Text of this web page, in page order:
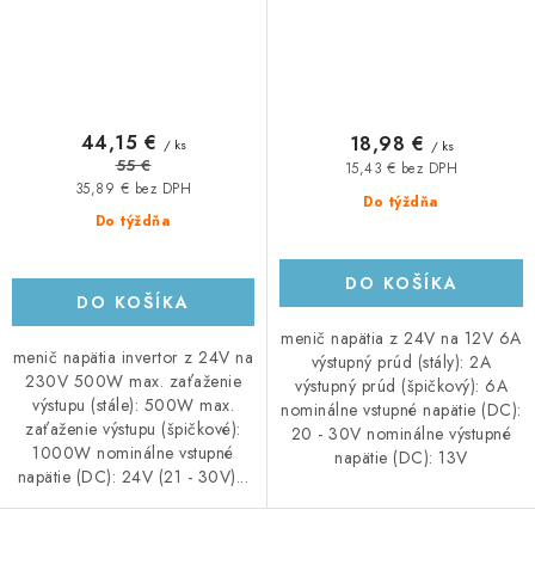
Do týždňa
35,89 € bez DPH
44,15 € / ks
55 €
DO KOŠÍKA
menič napätia invertor z 24V na
230V 500W max. zaťaženie
výstupu (stále): 500W max.
zaťaženie výstupu (špičkové):
1000W nominálne vstupné
napätie (DC): 24V (21 - 30V)...
Do týždňa
15,43 € bez DPH
18,98 € / ks
DO KOŠÍKA
menič napätia z 24V na 12V 6A
výstupný prúd (stály): 2A
výstupný prúd (špičkový): 6A
nominálne vstupné napätie (DC):
20 - 30V nominálne výstupné
napätie (DC): 13V